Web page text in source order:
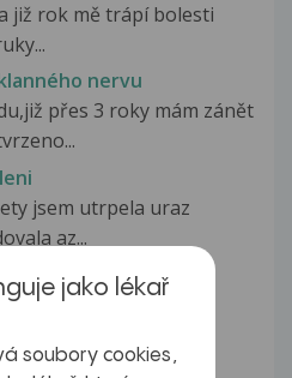
již rok mě trápí bolesti
nervu
přes 3 roky mám zánět
jsem utrpela uraz
az...
mirne bolesti v P
jako lékař
soubory cookies,